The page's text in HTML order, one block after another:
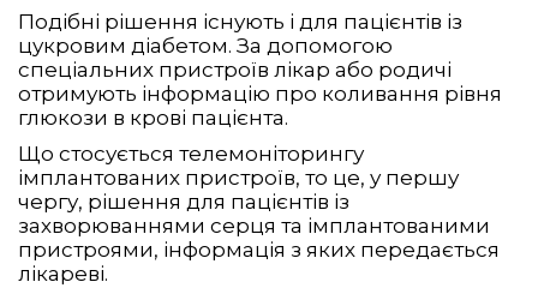
Подібні рішення існують і для пацієнтів із
цукровим діабетом. За допомогою
спеціальних пристроїв лікар або родичі
отримують інформацію про коливання рівня
глюкози в крові пацієнта.
Що стосується телемоніторингу
імплантованих пристроїв, то це, у першу
чергу, рішення для пацієнтів із
захворюваннями серця та імплантованими
пристроями, інформація з яких передається
лікареві.